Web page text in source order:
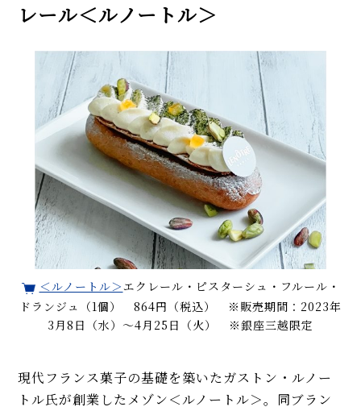
レール＜ルノートル＞
＜ルノートル＞エクレール・ピスターシュ・フルール・
ドランジュ（1個） 864円（税込） ※販売期間：2023年
3月8日（水）～4月25日（火） ※銀座三越限定
現代フランス菓子の基礎を築いたガストン・ルノー
トル氏が創業したメゾン＜ルノートル＞。同ブラン